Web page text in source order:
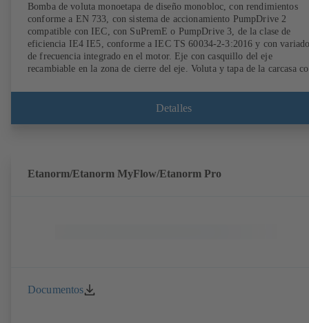
Bomba de voluta monoetapa de diseño monobloc, con rendimientos
conforme a EN 733, con sistema de accionamiento PumpDrive 2
compatible con IEC, con SuPremE o PumpDrive 3, de la clase de
eficiencia IE4 IE5, conforme a IEC TS 60034-2-3:2016 y con
de frecuencia integrado en el motor. Eje con casquillo del eje
recambiable en la zona de cierre del eje. Voluta y tapa de la carcasa
soldados en las ejecuciones B, C y S. Los puntos de montaje son
conformes a IEC 60072; las dimensiones de la superficie envolvente
Detalles
Etanorm/Etanorm MyFlow/Etanorm Pro
Documentos